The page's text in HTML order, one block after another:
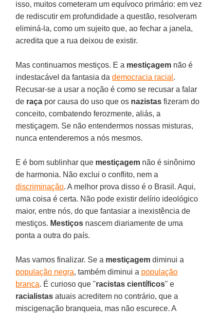
isso, muitos cometeram um equívoco primário: em vez
de rediscutir em profundidade a questão, resolveram
eliminá-la, como um sujeito que, ao fechar a janela,
acredita que a rua deixou de existir.
Mas continuamos mestiços. E a mestiçagem não é
indestacável da fantasia dademocracia racial .
Recusar-se a usar a noção é como se recusar a falar
de raça por causa do uso que os nazistas fizeram do
conceito, combatendo ferozmente, aliás, a
mestiçagem. Se não entendermos nossas misturas,
nunca entenderemos a nós mesmos.
E é bom sublinhar que mestiçagem não é sinônimo
de harmonia. Não exclui o conflito, nem a
discriminação. A melhor prova disso é o Brasil. Aqui,
uma coisa é certa. Não pode existir delírio ideológico
maior, entre nós, do que fantasiar a inexistência de
mestiços. Mestiços nascem diariamente de uma
ponta a outra do país.
Mas vamos finalizar. Se a mestiçagem diminui a
população negra, também diminui a população
branca. É curioso que "racistas científicos" e
racialistas atuais acreditem no contrário, que a
miscigenação branqueia, mas não escurece. A